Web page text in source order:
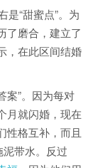
是“甜蜜点”。为
了磨合，建立了
，在此区间结婚
案”。因为每对
月就闪婚，现在
性格互补，而且
带水。反过